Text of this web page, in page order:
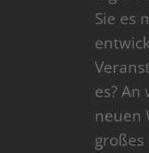
Sie es
es?
neuen